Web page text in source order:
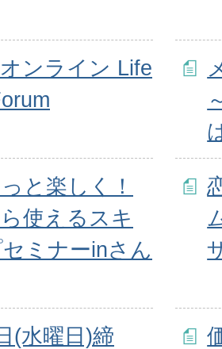
ンライン Life
と楽しく！
ら使えるスキ
ミナーinさん
(水曜日)締